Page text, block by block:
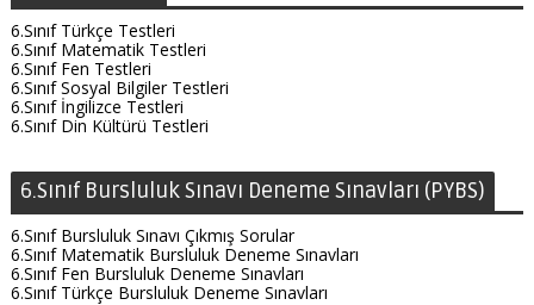
6.Sınıf Türkçe Testleri
6.Sınıf Matematik Testleri
6.Sınıf Fen Testleri
6.Sınıf Sosyal Bilgiler Testleri
6.Sınıf İngilizce Testleri
6.Sınıf Din Kültürü Testleri
6.Sınıf Bursluluk Sınavı Deneme Sınavları (PYBS)
6.Sınıf Bursluluk Sınavı Çıkmış Sorular
6.Sınıf Matematik Bursluluk Deneme Sınavları
6.Sınıf Fen Bursluluk Deneme Sınavları
6.Sınıf Türkçe Bursluluk Deneme Sınavları